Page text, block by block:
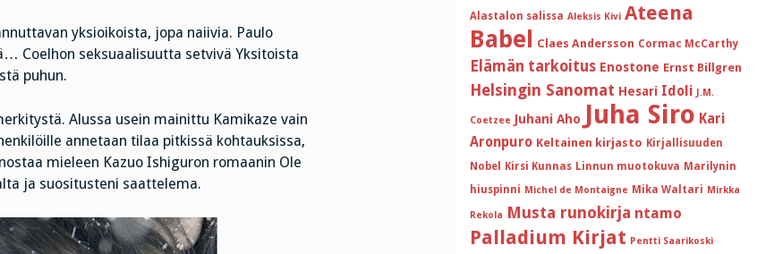
yksioikoista, jopa naiivia. Paulo
Coelhon seksuaalisuutta setvivä Yksitoista
puhun.
Alussa usein mainittu Kamikaze vain
annetaan tilaa pitkissä kohtauksissa,
mieleen Kazuo Ishiguron romaanin Ole
ja suositusteni saattelema.
Alastalon salissa Aleksis Kivi Ateena
Babel Claes Andersson Cormac McCarthy
Elämän tarkoitus Enostone Ernst Billgren
Helsingin Sanomat Hesari Idoli J.M.
Coetzee Juhani Aho Juha Siro Kari
Aronpuro Keltainen kirjasto Kirjallisuuden
Nobel
Kirsi Kunnas Linnun muotokuva Marilynin
hiuspinni Michel de Montaigne Mika Waltari Mirkka
Rekola Musta runokirja ntamo
Palladium Kirjat Pentti Saarikoski